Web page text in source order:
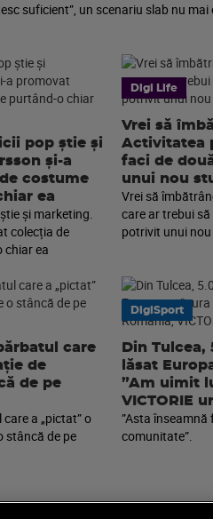
suficient”, un scenariu slab nu
pop știe și
și-a
costume
ea
și marketing.
colecția de
chiar ea
Digi Life
Vrei să
Activitatea
faci de
unui nou
Vrei să
care ar trebui
potrivit unui
care
de
de pe
a „pictat” o
stâncă de pe
DigiSport
Din
lăsat
”Am uimit
VICTORIE
”Asta
comunitate”.